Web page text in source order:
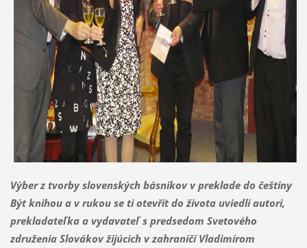
Výber z tvorby slovenských básnikov v preklade do češtiny
Být knihou a v rukou se ti otevřít do života uviedli autori,
prekladateľka a vydavateľ s predsedom Svetového
združenia Slovákov žijúcich v zahraničí Vladimírom